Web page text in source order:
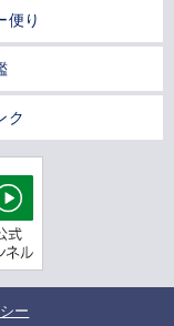
便り
ク
ー